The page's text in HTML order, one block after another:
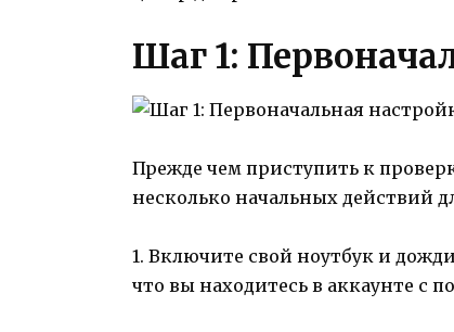
Шаг 1:
Прежде чем приступить к
несколько начальных действий
1. Включите свой ноутбук и
что вы находитесь в аккаунте с